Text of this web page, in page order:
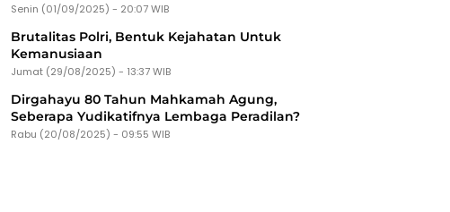
Senin (01/09/2025) - 20:07 WIB
Brutalitas Polri, Bentuk Kejahatan Untuk
Kemanusiaan
Jumat (29/08/2025) - 13:37 WIB
Dirgahayu 80 Tahun Mahkamah Agung,
Seberapa Yudikatifnya Lembaga Peradilan?
Rabu (20/08/2025) - 09:55 WIB